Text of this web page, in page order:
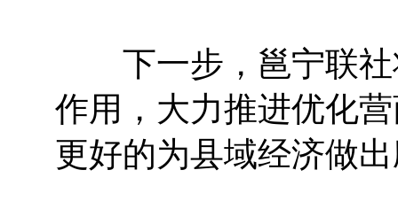
下一步，邕宁联社
作用，大力推进优化
更好的为县域经济做